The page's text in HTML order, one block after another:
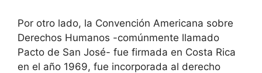
Por otro lado, la Convención Americana sobre
Derechos Humanos -comúnmente llamado
Pacto de San José- fue firmada en Costa Rica
en el año 1969, fue incorporada al derecho